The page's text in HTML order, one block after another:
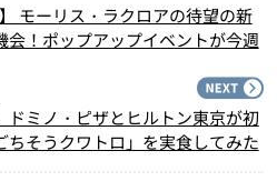
モーリス・ラクロアの待望の新
！ポップアップイベントが今週
ドミノ・ピザとヒルトン東京が初
ちそうクワトロ」を実食してみた